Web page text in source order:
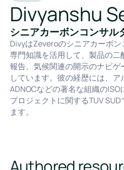
Divyanshu
シニアカーボンコンサル
DivyはZeveroのシニアカーボ
専門知識を活用して、製品の
報告、気候関連の開示のナビ
しています。彼の経歴には、
ADNOCなどの著名な組織の
プロジェクトに関するTUV
ます。
Authored